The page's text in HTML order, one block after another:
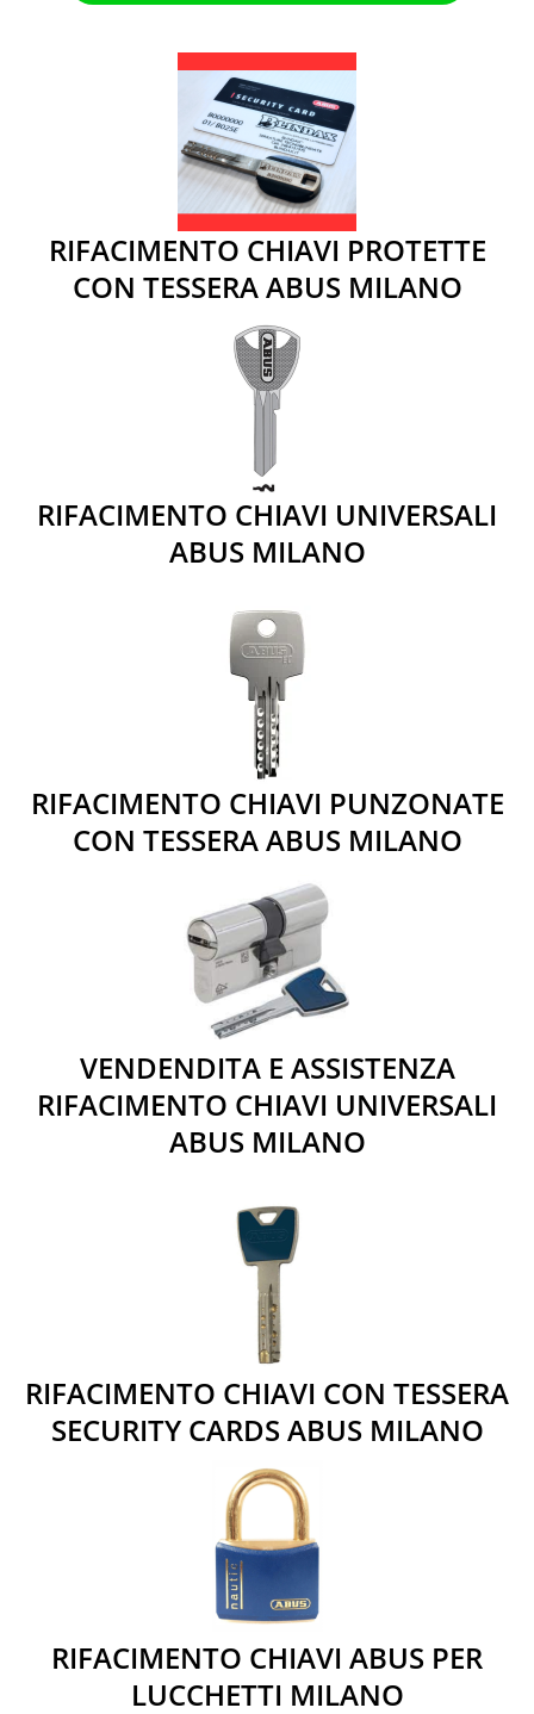
RIFACIMENTO CHIAVI PROTETTE
CON TESSERA ABUS MILANO
RIFACIMENTO CHIAVI UNIVERSALI
ABUS MILANO
RIFACIMENTO CHIAVI PUNZONATE
CON TESSERA ABUS MILANO
VENDENDITA E ASSISTENZA
RIFACIMENTO CHIAVI UNIVERSALI
ABUS MILANO
RIFACIMENTO CHIAVI CON TESSERA
SECURITY CARDS ABUS MILANO
RIFACIMENTO CHIAVI ABUS PER
LUCCHETTI MILANO